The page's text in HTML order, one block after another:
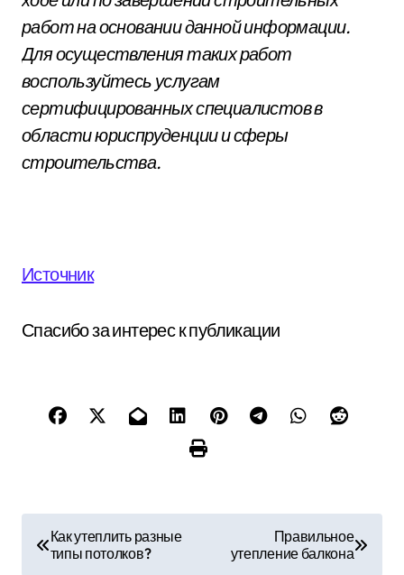
работ на основании данной информации.
Для осуществления таких работ
воспользуйтесь услугам
сертифицированных специалистов в
области юриспруденции и сферы
строительства.
Источник
Спасибо за интерес к публикации
Как утеплить разные
типы потолков?
Правильное
утепление балкона